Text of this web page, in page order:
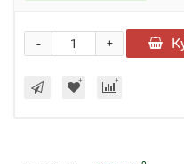
+
-